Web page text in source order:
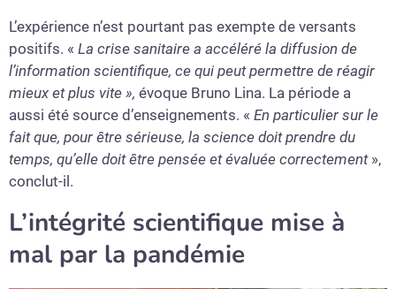
L’expérience n’est pourtant pas exempte de versants
positifs. « La crise sanitaire a accéléré la diffusion de
l’information scientifique, ce qui peut permettre de réagir
mieux et plus vite », évoque Bruno Lina. La période a
aussi été source d’enseignements. « En particulier sur le
fait que, pour être sérieuse, la science doit prendre du
temps, qu’elle doit être pensée et évaluée correctement»,
conclut-il.
L’intégrité scientifique mise à
mal par la pandémie